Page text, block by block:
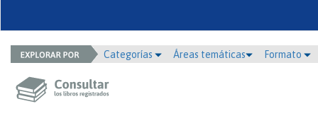
Categorías Áreas temáticas Formato